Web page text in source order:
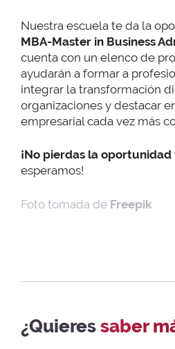
Nuestra escuela te da la
MBA-Master in Business
cuenta con un elenco de
ayudarán a formar a
integrar la transformación
organizaciones y destacar
empresarial cada vez más
¡No pierdas la oportunidad
esperamos!
Foto tomada de Freepik
¿Quieressaber